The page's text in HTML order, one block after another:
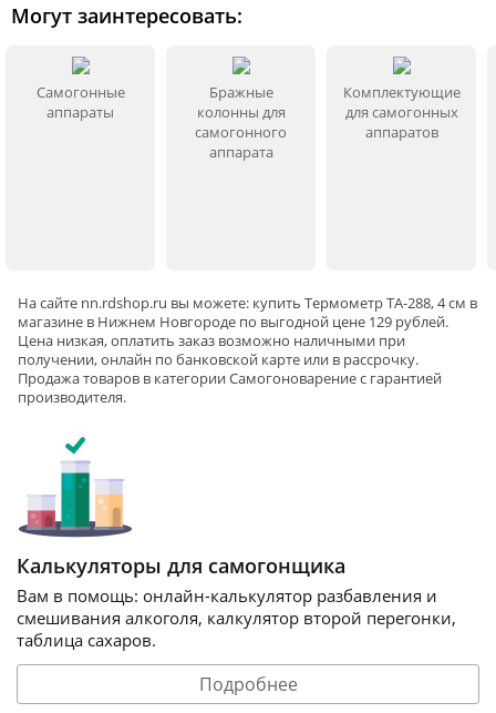
Могут заинтересовать:
Самогонные
аппараты
Бражные
колонны для
самогонного
аппарата
Комплектующие
для самогонных
аппаратов
На сайте nn.rdshop.ru вы можете: купить Термометр ТА-288, 4 см в
магазине в Нижнем Новгороде по выгодной цене 129 рублей.
Цена низкая, оплатить заказ возможно наличными при
получении, онлайн по банковской карте или в рассрочку.
Продажа товаров в категорииСамогоноварениес гарантией
производителя.
Калькуляторы для самогонщика
Вам в помощь: онлайн-калькулятор разбавления и
смешивания алкоголя, калкулятор второй перегонки,
таблица сахаров.
Подробнее